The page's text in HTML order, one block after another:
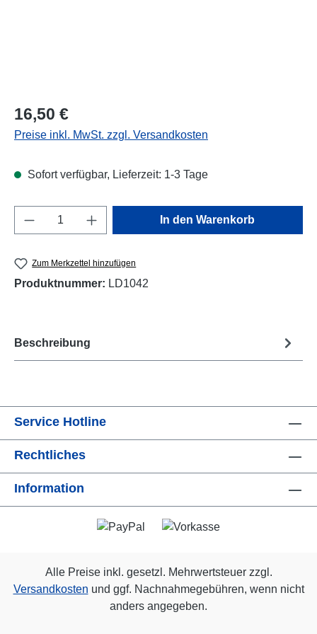
Regulärer Preis:
16,50 €
Preise inkl. MwSt. zzgl. Versandkosten
Sofort verfügbar, Lieferzeit: 1-3 Tage
Produkt Anzahl: Gib den gewünschten
In den Warenkorb
Zum Merkzettel hinzufügen
Produktnummer: LD1042
Beschreibung
Service Hotline
Rechtliches
Information
Alle Preise inkl. gesetzl. Mehrwertsteuer zzgl.
Versandkosten und ggf. Nachnahmegebühren, wenn nicht
anders angegeben.